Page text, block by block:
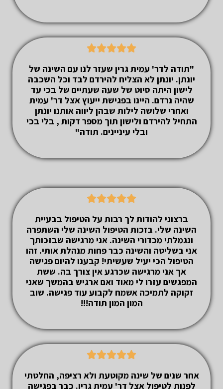





"תודה לדר' עמית גרין שעזר לנו עם השינה של
יונתן. יונתן לא הצליח להירדם לבד וכל השכבה
לישון היתה סיוט של שעה שעתיים של בכי עד
שהיה נרדם. היינו בפגישת ייעוץ אצל דר' עמית
ואחרי שלושה לילות שבהן ליווה אותנו יונתן
התחיל להירדם ולישון תוך מספר דקות , בלי בכי
ובלי עיניינים. תודה"





ברצוני להודות לך רבות על הטיפול בבעיית
השינה שלי. בזכות הטיפול השינה שלי השתפרה
ונגמלתי מכדורי השינה. אני מרגישה שבזכותך
אני בשליטה והשינה כבר פחות מנהלת אותי. זהו
הטיפול הכי יעיל שעשיתי! קבענו להיום פגישה
אך אני מרגישה שכרגע אין צורך בה. ששת
המפגשים עזרו לי מאוד ואם ארגיש בהמשך שאני
זקוקה לתמיכה אשמח לקבוע עוד פגישה. שוב
המון המון תודה!!!





אחר שנים של שינה מקוטעת ולא רציפה, החלטתי
לפנות לטיפול אצל דר' עמית גרין. כבר בפגישה